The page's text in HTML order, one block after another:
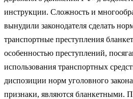
инструкции. Сложность и
вынудили законодателя сделать
транспортные преступления
особенностью преступлений,
использования транспортных
диспозиции норм уголовного
признаки, являются бланкетными.